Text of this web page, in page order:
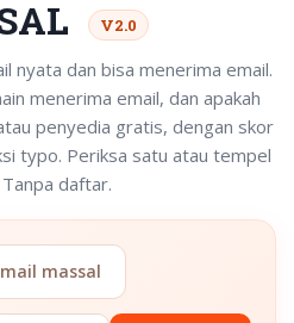
V2.0
nyata dan bisa menerima email.
menerima email, dan apakah
penyedia gratis, dengan skor
typo. Periksa satu atau tempel
daftar.
massal